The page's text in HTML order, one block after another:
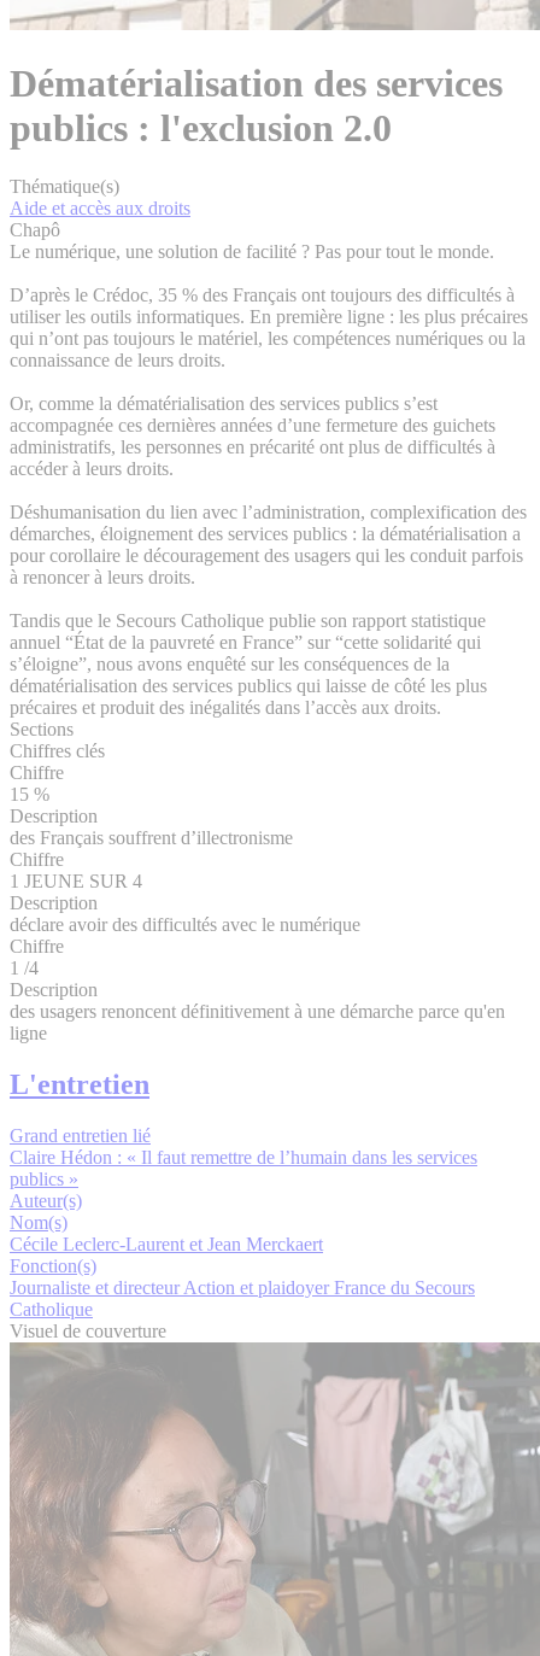
Dématérialisation des services
publics : l'exclusion 2.0
Thématique(s)
Aide et accès aux droits
Chapô
Le numérique, une solution de facilité ? Pas pour tout le monde.
D’après le Crédoc, 35 % des Français ont toujours des difficultés à
utiliser les outils informatiques. En première ligne : les plus précaires
qui n’ont pas toujours le matériel, les compétences numériques ou la
connaissance de leurs droits.
Or, comme la dématérialisation des services publics s’est
accompagnée ces dernières années d’une fermeture des guichets
administratifs, les personnes en précarité ont plus de difficultés à
accéder à leurs droits.
Déshumanisation du lien avec l’administration, complexification des
démarches, éloignement des services publics : la dématérialisation a
pour corollaire le découragement des usagers qui les conduit parfois
à renoncer à leurs droits.
Tandis que le Secours Catholique publie son rapport statistique
annuel “État de la pauvreté en France” sur “cette solidarité qui
s’éloigne”, nous avons enquêté sur les conséquences de la
dématérialisation des services publics qui laisse de côté les plus
précaires et produit des inégalités dans l’accès aux droits.
Sections
Chiffres clés
Chiffre
15 %
Description
des Français souffrent d’illectronisme
Chiffre
1 JEUNE SUR 4
Description
déclare avoir des difficultés avec le numérique
Chiffre
1 /4
Description
des usagers renoncent définitivement à une démarche parce qu'en
ligne
L'entretien
Grand entretien lié
Claire Hédon : « Il faut remettre de l’humain dans les services
publics »
Auteur(s)
Nom(s)
Cécile Leclerc-Laurent et Jean Merckaert
Fonction(s)
Journaliste et directeur Action et plaidoyer France du Secours
Catholique
Visuel de couverture